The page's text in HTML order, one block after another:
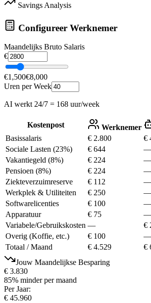
Savings Analysis
Configureer Werknemer
Maandelijks Bruto Salaris
€
€1,500€8,000
Uren per Week
AI werkt 24/7 = 168 uur/week
Kostenpost Werknemer
Basissalaris
€ 2.800
€
Sociale Lasten (23%)
€ 644
—
Vakantiegeld (8%)
€ 224
—
Pensioen (8%)
€ 224
—
Ziekteverzuimreserve
€ 112
—
Werkplek & Utiliteiten
€ 250
—
Softwarelicenties
€ 100
—
Apparatuur
€ 75
—
Variabele/Gebruikskosten —
€
Overig (Koffie, etc.)
€ 100
—
Totaal / Maand
€ 4.529
€
Jouw Maandelijkse Besparing
€ 3.830
85% minder per maand
Per Jaar:
€ 45.960